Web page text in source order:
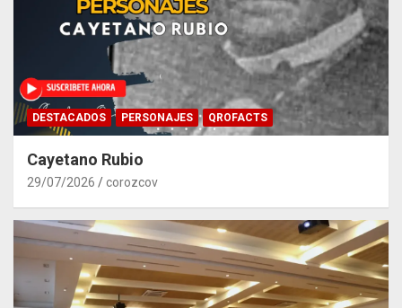
DESTACADOS PERSONAJES QROFACTS
Cayetano Rubio
29/07/2026 corozcov